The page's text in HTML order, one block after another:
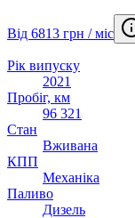
Від 6813 грн / міс
Рік випуску
2021
Пробіг, км
96 321
Стан
Вживана
КПП
Механіка
Паливо
Дизель